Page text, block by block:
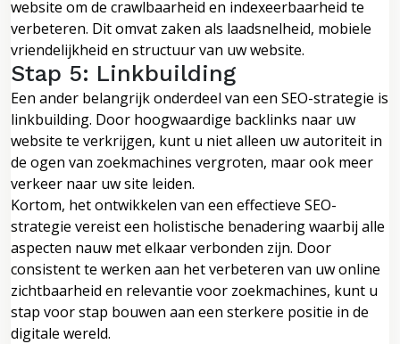
website om de crawlbaarheid en indexeerbaarheid te
verbeteren. Dit omvat zaken als laadsnelheid, mobiele
vriendelijkheid en structuur van uw website.
Stap 5: Linkbuilding
Een ander belangrijk onderdeel van een SEO-strategie is
linkbuilding. Door hoogwaardige backlinks naar uw
website te verkrijgen, kunt u niet alleen uw autoriteit in
de ogen van zoekmachines vergroten, maar ook meer
verkeer naar uw site leiden.
Kortom, het ontwikkelen van een effectieve SEO-
strategie vereist een holistische benadering waarbij alle
aspecten nauw met elkaar verbonden zijn. Door
consistent te werken aan het verbeteren van uw online
zichtbaarheid en relevantie voor zoekmachines, kunt u
stap voor stap bouwen aan een sterkere positie in de
digitale wereld.